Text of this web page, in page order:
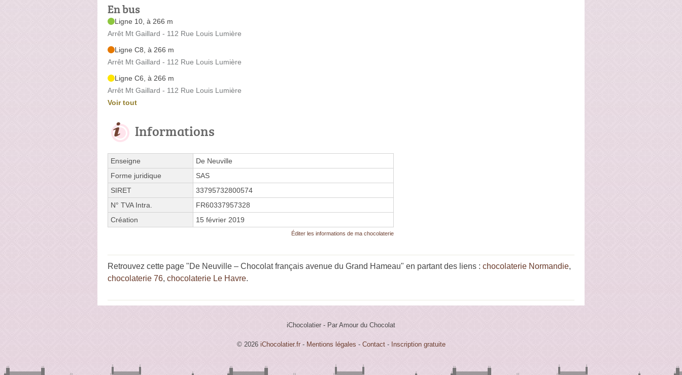
En bus
Ligne 10, à 266 m
Arrêt Mt Gaillard - 112 Rue Louis Lumière
Ligne C8, à 266 m
Arrêt Mt Gaillard - 112 Rue Louis Lumière
Ligne C6, à 266 m
Arrêt Mt Gaillard - 112 Rue Louis Lumière
Voir tout
Informations
Enseigne
De Neuville
Forme juridique
SAS
SIRET
33795732800574
N° TVA Intra.
FR60337957328
Création
15 février 2019
Éditer les informations de ma chocolaterie
Retrouvez cette page "De Neuville – Chocolat français avenue du Grand Hameau" en partant des liens : chocolaterie Normandie,
chocolaterie 76, chocolaterie Le Havre.
iChocolatier - Par Amour du Chocolat
© 2026 iChocolatier.fr - Mentions légales - Contact- Inscription gratuite